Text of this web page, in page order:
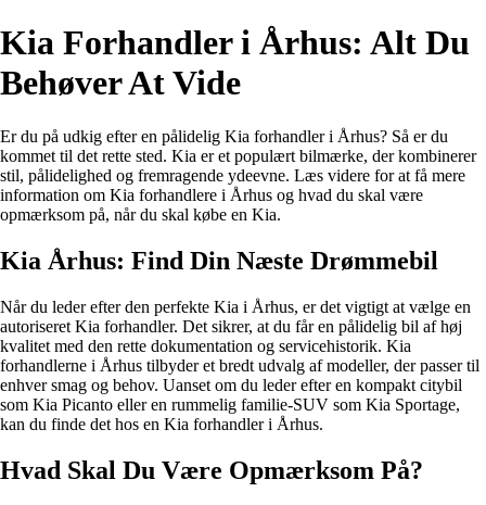
Kia Forhandler i Århus: Alt Du
Behøver At Vide
Er du på udkig efter en pålidelig Kia forhandler i Århus? Så er du
kommet til det rette sted. Kia er et populært bilmærke, der kombinerer
stil, pålidelighed og fremragende ydeevne. Læs videre for at få mere
information om Kia forhandlere i Århus og hvad du skal være
opmærksom på, når du skal købe en Kia.
Kia Århus: Find Din Næste Drømmebil
Når du leder efter den perfekte Kia i Århus, er det vigtigt at vælge en
autoriseret Kia forhandler. Det sikrer, at du får en pålidelig bil af høj
kvalitet med den rette dokumentation og servicehistorik. Kia
forhandlerne i Århus tilbyder et bredt udvalg af modeller, der passer til
enhver smag og behov. Uanset om du leder efter en kompakt citybil
som Kia Picanto eller en rummelig familie-SUV som Kia Sportage,
kan du finde det hos en Kia forhandler i Århus.
Hvad Skal Du Være Opmærksom På?